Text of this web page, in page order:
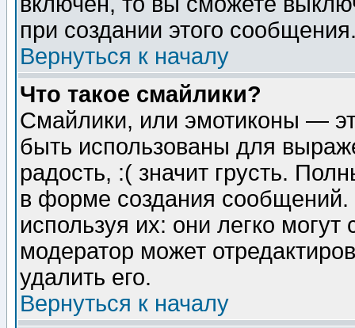
при создании этого
Вернуться к началу
Что такое смайлики?
Смайлики, или эмотиконы —
быть использованы для
радость, :( значит грусть.
в форме создания сообщений.
используя их: они легко
модератор может
удалить его.
Вернуться к началу